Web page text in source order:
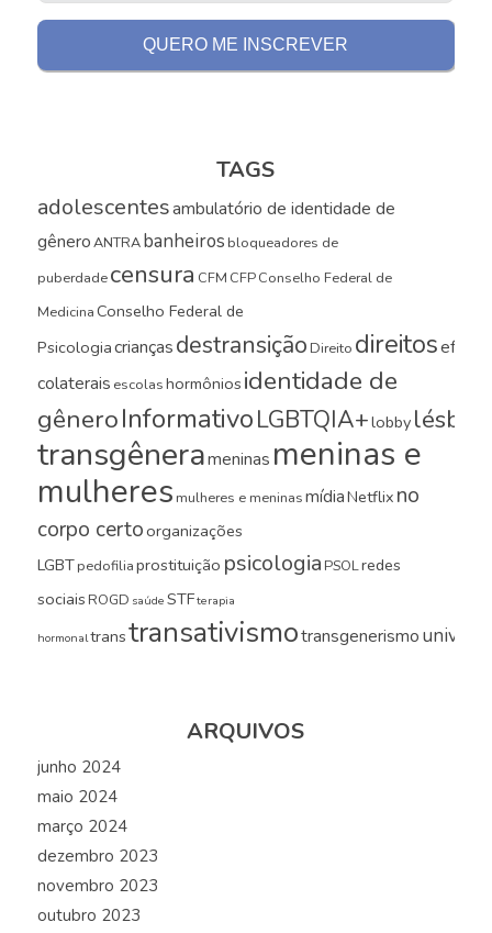
TAGS
adolescentesambulatório de identidade de
gêneroANTRAbanheiros bloqueadores de
puberdadecensura CFM CFPConselho Federal de
MedicinaConselho Federal de
Psicologiacriançasdestransição Direito direitos
colaterais escolashormônios identidade de
gêneroInformativoLGBTQIA+lobby
transgênerameninas meninas e
mulheres mulheres e meninasmídiaNetflix no
corpo certoorganizações
LGBTpedofiliaprostituição psicologia PSOLredes
sociais ROGD saúde STFterapia
hormonaltranstransativismotransgenerismo
ARQUIVOS
junho 2024
maio 2024
março 2024
dezembro 2023
novembro 2023
outubro 2023